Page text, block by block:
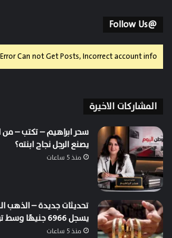
@Follow Us
Error Can not Get Posts, Incorrect account info.
المشاركات الاخيرة
سحر ابراهيم – تكتب – من
يصنع الرجل نجاح ابنته؟
منذ 5 ساعات
يسجل 6966 جنيهًا وسط ترقب الأسواق العالمية
منذ 5 ساعات